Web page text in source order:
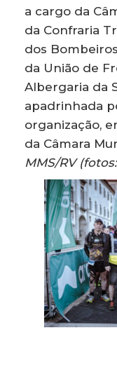
a cargo da
da Confraria
dos
da União de
Albergaria da
apadrinhada
organização,
da Câmara
MMS/RV